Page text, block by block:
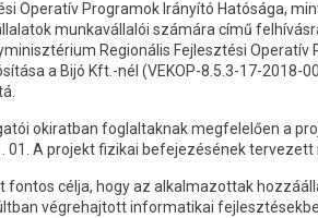
Operatív Programok Irányító Hatósága,
munkavállalói számára című
Regionális Fejlesztési
a Bijó Kft.-nél (VEKOP-8.5.3-17-
okiratban foglaltaknak megfelelően a
01. A projekt fizikai befejezésének
fontos célja, hogy az alkalmazottak
végrehajtott informatikai